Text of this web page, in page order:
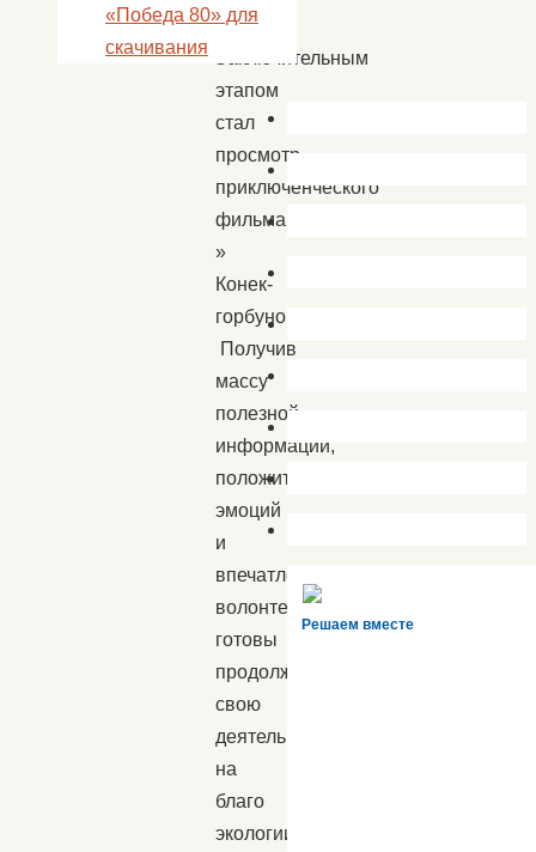
кухне.
Заключительным
этапом
стал
просмотр
приключенческого
фильма
»
Конек-
горбунок».
Получив
массу
полезной
информации,
положительных
эмоций
и
впечатлений,
волонтеры
готовы
продолжать
свою
деятельность
на
благо
экологии
«Победа 80» для
скачивания
Решаем вместе